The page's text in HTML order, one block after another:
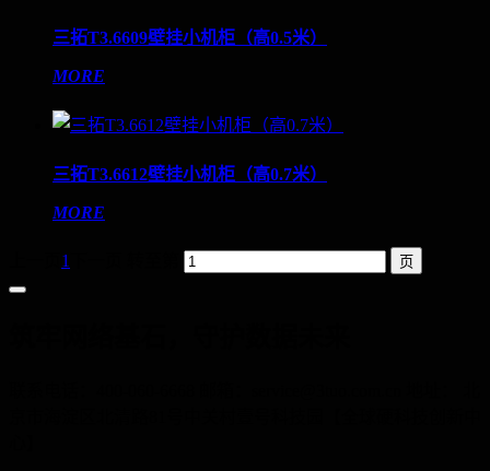
三拓T3.6609壁挂小机柜（高0.5米）
MORE
三拓T3.6612壁挂小机柜（高0.7米）
MORE
1